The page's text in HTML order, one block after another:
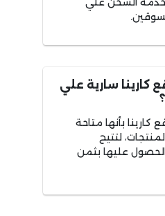
سارية علي
بأنها متاحة
لتتيح
عليها بثمن